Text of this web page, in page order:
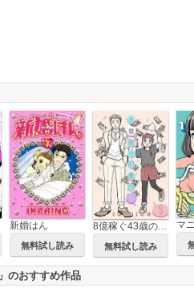
新婚はん
無料試し読み
8億稼ぐ43歳の恋【特装版】
無料試し読み
マ
」のおすすめ作品